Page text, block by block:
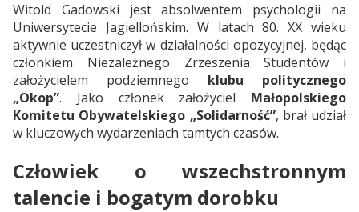
Witold Gadowski jest absolwentem psychologii na
Uniwersytecie Jagiellońskim. W latach 80. XX wieku
aktywnie uczestniczył w działalności opozycyjnej, będąc
członkiem Niezależnego Zrzeszenia Studentów i
założycielem podziemnego klubu politycznego
„Okop”. Jako członek założyciel Małopolskiego
Komitetu Obywatelskiego „Solidarność”, brał udział
w kluczowych wydarzeniach tamtych czasów.
Człowiek o wszechstronnym
talencie i bogatym dorobku